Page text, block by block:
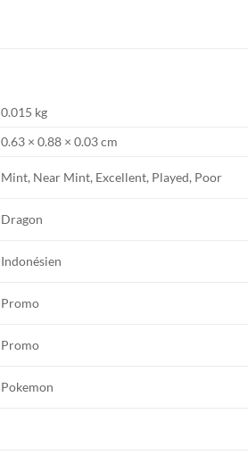
0.015 kg
0.63 × 0.88 × 0.03 cm
Mint, Near Mint, Excellent, Played, Poor
Dragon
Indonésien
Promo
Promo
Pokemon